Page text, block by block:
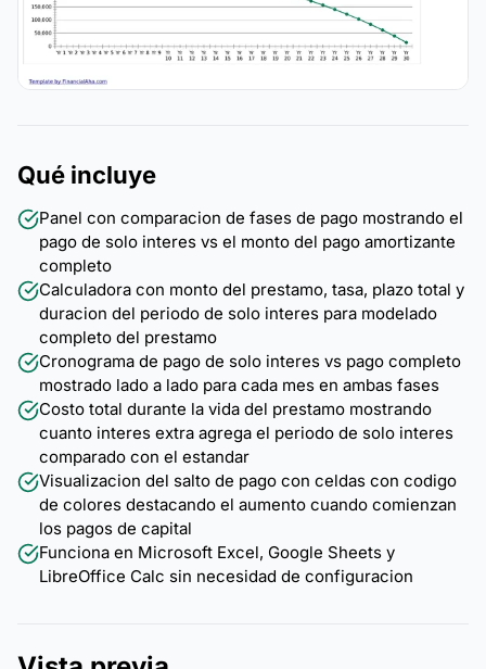
Qué incluye
Panel con comparacion de fases de pago mostrando el
pago de solo interes vs el monto del pago amortizante
completo
Calculadora con monto del prestamo, tasa, plazo total y
duracion del periodo de solo interes para modelado
completo del prestamo
Cronograma de pago de solo interes vs pago completo
mostrado lado a lado para cada mes en ambas fases
Costo total durante la vida del prestamo mostrando
cuanto interes extra agrega el periodo de solo interes
comparado con el estandar
Visualizacion del salto de pago con celdas con codigo
de colores destacando el aumento cuando comienzan
los pagos de capital
Funciona en Microsoft Excel, Google Sheets y
LibreOffice Calc sin necesidad de configuracion